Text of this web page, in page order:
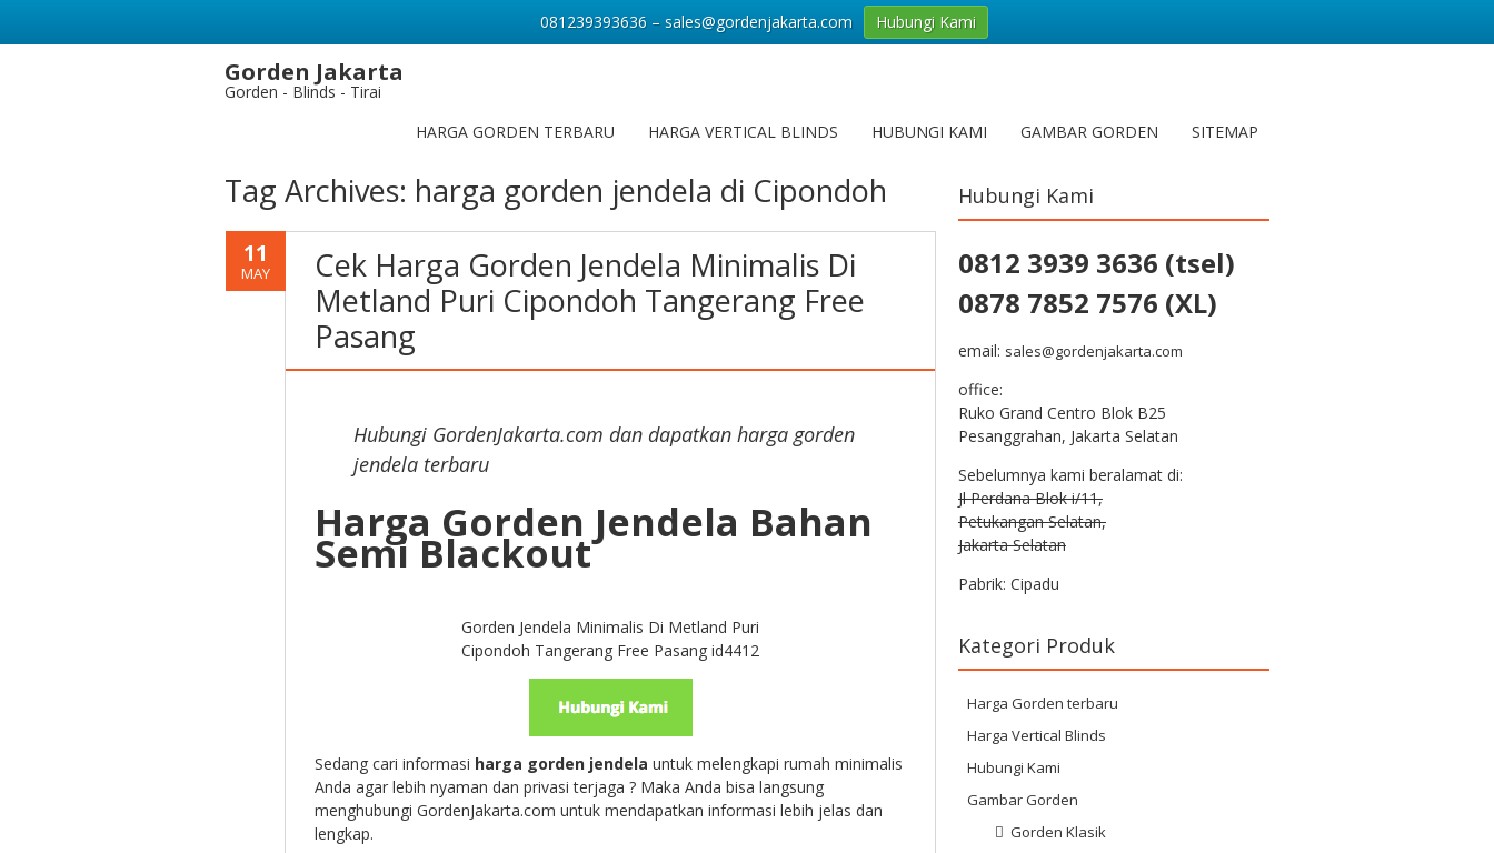
Gorden Jakarta
Gorden - Blinds - Tirai
HARGA GORDEN TERBARU
HARGA VERTICAL BLINDS HUBUNGI KAMI GAMBAR GORDEN SITEMAP
Tag Archives: harga gorden jendela di Cipondoh
11
MAY
Cek Harga Gorden Jendela Minimalis Di
Metland Puri Cipondoh Tangerang Free
Pasang
Hubungi GordenJakarta.com dan dapatkan harga gorden
jendela terbaru
Harga Gorden Jendela Bahan
Semi Blackout
Gorden Jendela Minimalis Di Metland Puri
Cipondoh Tangerang Free Pasang id4412
Sedang cari informasi harga gorden jendela untuk melengkapi rumah minimalis
Anda agar lebih nyaman dan privasi terjaga ? Maka Anda bisa langsung
menghubungi GordenJakarta.com untuk mendapatkan informasi lebih jelas dan
lengkap.
Hubungi Kami
0812 3939 3636 (tsel)
0878 7852 7576 (XL)
email: sales@gordenjakarta.com
office:
Ruko Grand Centro Blok B25
Pesanggrahan, Jakarta Selatan
Sebelumnya kami beralamat di:
Jl Perdana Blok i/11,
Petukangan Selatan,
Jakarta Selatan
Pabrik: Cipadu
Kategori Produk
Harga Gorden terbaru
Harga Vertical Blinds
Hubungi Kami
Gambar Gorden
Gorden Klasik
081239393636 – sales@gordenjakarta.com Hubungi Kami